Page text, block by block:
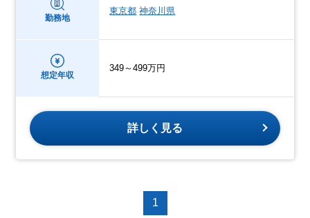
勤務地
東京都 神奈川県
想定年収
349～499万円
詳しく見る
1